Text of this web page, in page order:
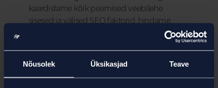
Nõusolek Üksikasjad Teave
kaardistame kõik peamised veebilehe
sisesed ja välised SEO faktorid, hindame
nende seisukorda ning anname konkreetsed
Audit analüüsib põhjalikult järgmisi SEO